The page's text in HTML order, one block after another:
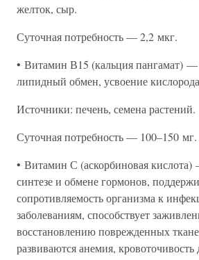
желток, сыр.
Суточная потребность — 2,2 мкг.
• Витамин В15 (кальция пангамат) —
липидный обмен, усвоение
Источники: печень, семена растений.
Суточная потребность — 100–150 мг.
• Витамин С (аскорбиновая кислота)
синтезе и обмене гормонов,
сопротивляемость организма к
заболеваниям, способствует
восстановлению поврежденных
развиваются анемия, кровоточивость